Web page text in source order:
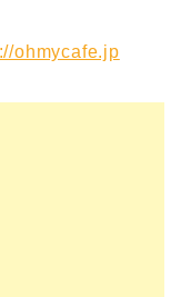
ohmycafe.jp